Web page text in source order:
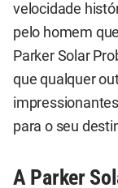
velocidade
pelo homem
Parker Solar
que qualquer
para o seu
A Parker